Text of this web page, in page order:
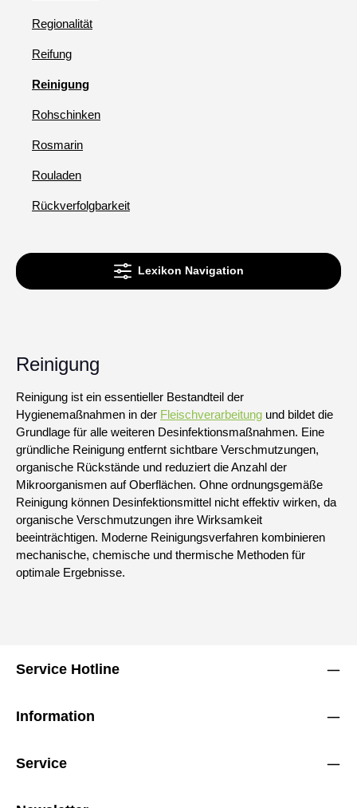
Regionalität
Reifung
Reinigung
Rohschinken
Rosmarin
Rouladen
Rückverfolgbarkeit
Lexikon Navigation
Reinigung
Reinigung ist ein essentieller Bestandteil der
Hygienemaßnahmen in der Fleischverarbeitung und bildet die
Grundlage für alle weiteren Desinfektionsmaßnahmen. Eine
gründliche Reinigung entfernt sichtbare Verschmutzungen,
organische Rückstände und reduziert die Anzahl der
Mikroorganismen auf Oberflächen. Ohne ordnungsgemäße
Reinigung können Desinfektionsmittel nicht effektiv wirken, da
organische Verschmutzungen ihre Wirksamkeit
beeinträchtigen. Moderne Reinigungsverfahren kombinieren
mechanische, chemische und thermische Methoden für
optimale Ergebnisse.
Service Hotline
Information
Service